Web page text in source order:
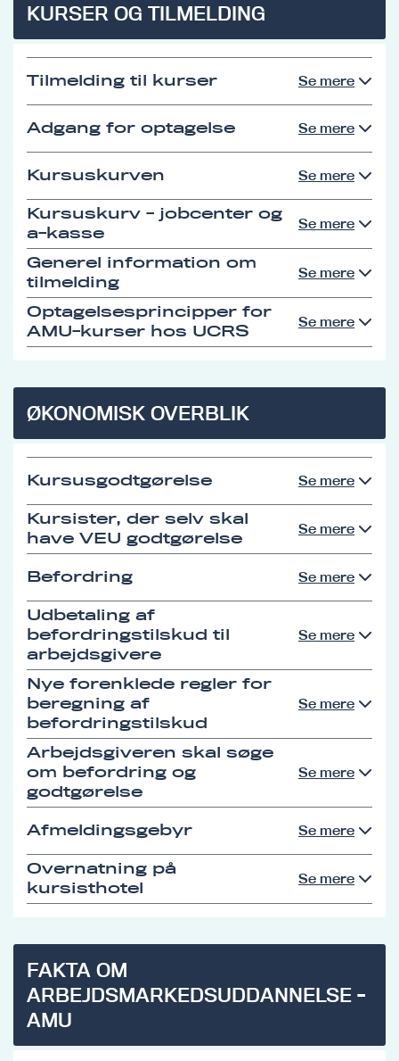
KURSER OG TILMELDING
Tilmelding til kurser Se mere
Adgang for optagelse Se mere
Kursuskurven Se mere
Kursuskurv - jobcenter og
a-kasse
Se mere
Generel information om
tilmelding
Se mere
Optagelsesprincipper for
AMU-kurser hos UCRS
Se mere
ØKONOMISK OVERBLIK
Kursusgodtgørelse Se mere
Kursister, der selv skal
have VEU godtgørelse
Se mere
Befordring Se mere
Udbetaling af
befordringstilskud til
arbejdsgivere
Se mere
Nye forenklede regler for
beregning af
befordringstilskud
Se mere
Arbejdsgiveren skal søge
om befordring og
godtgørelse
Se mere
Afmeldingsgebyr Se mere
Overnatning på
kursisthotel
Se mere
FAKTA OM
ARBEJDSMARKEDSUDDANNELSE -
AMU